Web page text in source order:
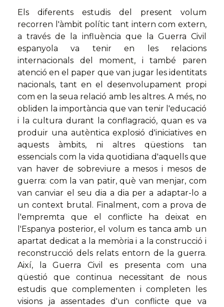
Els diferents estudis del present volum
recorren l'àmbit polític tant intern com extern,
a través de la influència que la Guerra Civil
espanyola va tenir en les relacions
internacionals del moment, i també paren
atenció en el paper que van jugar les identitats
nacionals, tant en el desenvolupament propi
com en la seua relació amb les altres. A més, no
obliden la importància que van tenir l'educació
i la cultura durant la conflagració, quan es va
produir una autèntica explosió d'iniciatives en
aquests àmbits, ni altres qüestions tan
essencials com la vida quotidiana d'aquells que
van haver de sobreviure a mesos i mesos de
guerra: com la van patir, què van menjar, com
van canviar el seu dia a dia per a adaptar-lo a
un context brutal. Finalment, com a prova de
l'empremta que el conflicte ha deixat en
l'Espanya posterior, el volum es tanca amb un
apartat dedicat a la memòria i a la construcció i
reconstrucció dels relats entorn de la guerra.
Així, la Guerra Civil es presenta com una
qüestió que continua necessitant de nous
estudis que complementen i completen les
visions ja assentades d'un conflicte que va